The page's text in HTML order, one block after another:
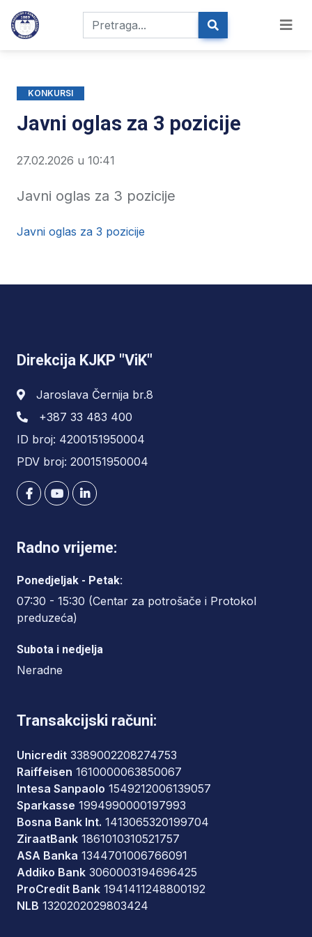
KONKURSI
Javni oglas za 3 pozicije
27.02.2026 u 10:41
Javni oglas za 3 pozicije
Javni oglas za 3 pozicije
Direkcija KJKP "ViK"
Jaroslava Černija br.8
+387 33 483 400
ID broj: 4200151950004
PDV broj: 200151950004
Radno vrijeme:
Ponedjeljak - Petak:
07:30 - 15:30 (Centar za potrošače i Protokol
preduzeća)
Subota i nedjelja
Neradne
Transakcijski računi:
Unicredit 3389002208274753
Raiffeisen 1610000063850067
Intesa Sanpaolo 1549212006139057
Sparkasse 1994990000197993
Bosna Bank Int. 1413065320199704
ZiraatBank 1861010310521757
ASA Banka 1344701006766091
Addiko Bank 3060003194696425
ProCredit Bank 1941411248800192
NLB 1320202029803424